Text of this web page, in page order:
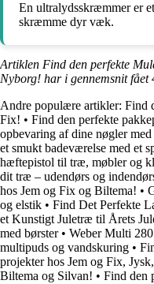
En ultralydsskræmmer er
skræmme dyr væk.
Artiklen Find den perfekte
Nyborg! har i gennemsnit fået
Andre populære artikler: Find
Fix! • Find den perfekte
opbevaring af dine nøgler
et smukt badeværelse med et
hæftepistol til træ, møbler og
dit træ – udendørs og
hos Jem og Fix og Biltema! •
og elstik • Find Det Perfekte
et Kunstigt Juletræ til Årets
med børster• Weber Multi
multipuds og vandskuring •
projekter hos Jem og Fix,
Biltema og Silvan! • Find den